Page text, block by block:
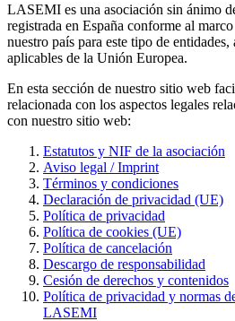
LASEMI es una asociación sin ánimo
registrada en España conforme al
nuestro país para este tipo de entidades,
aplicables de la Unión Europea.
En esta sección de nuestro sitio web
relacionada con los aspectos legales
con nuestro sitio web:
Estatutos y NIF de la asociación
Aviso legal / Imprint
Términos y condiciones
Declaración de privacidad (UE)
Política de privacidad
Política de cookies (UE)
Política de cancelación
Descargo de responsabilidad
Cesión de derechos y contenidos
Política de privacidad y normas
LASEMI